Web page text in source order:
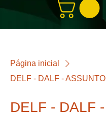
Página inicial
DELF - DALF -
DELF - DALF -